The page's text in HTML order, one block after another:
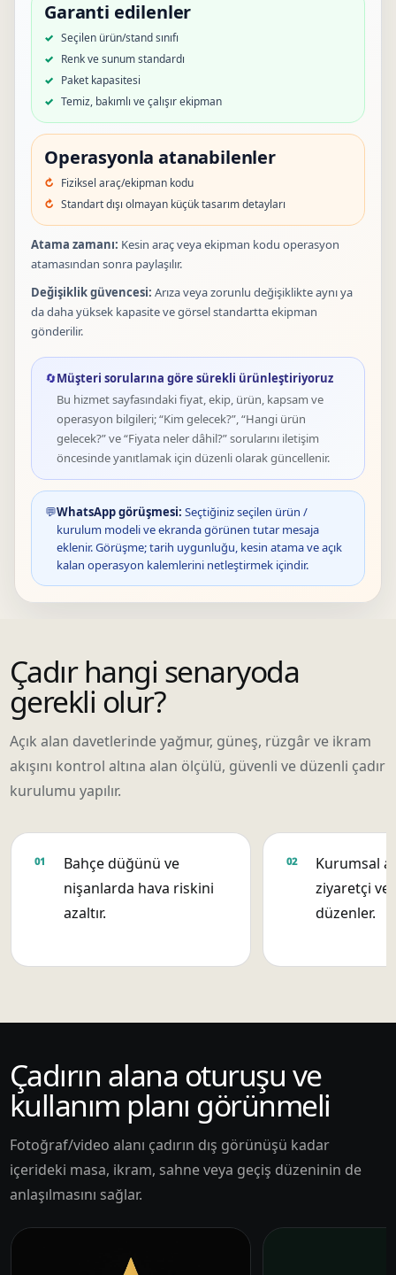
Garanti edilenler
Seçilen ürün/stand sınıfı
Renk ve sunum standardı
Paket kapasitesi
Temiz, bakımlı ve çalışır ekipman
Operasyonla atanabilenler
Fiziksel araç/ekipman kodu
Standart dışı olmayan küçük tasarım detayları
Atama zamanı: Kesin araç veya ekipman kodu operasyon
atamasından sonra paylaşılır.
Değişiklik güvencesi: Arıza veya zorunlu değişiklikte aynı ya
da daha yüksek kapasite ve görsel standartta ekipman
gönderilir.
🔄Müşteri sorularına göre sürekli ürünleştiriyoruz
Bu hizmet sayfasındaki fiyat, ekip, ürün, kapsam ve
operasyon bilgileri; “Kim gelecek?”, “Hangi ürün
gelecek?” ve “Fiyata neler dâhil?” sorularını iletişim
öncesinde yanıtlamak için düzenli olarak güncellenir.
💬WhatsApp görüşmesi: Seçtiğiniz seçilen ürün /
kurulum modeli ve ekranda görünen tutar mesaja
eklenir. Görüşme; tarih uygunluğu, kesin atama ve açık
kalan operasyon kalemlerini netleştirmek içindir.
Çadır hangi senaryoda
gerekli olur?
Açık alan davetlerinde yağmur, güneş, rüzgâr ve ikram
akışını kontrol altına alan ölçülü, güvenli ve düzenli çadır
kurulumu yapılır.
Bahçe düğünü ve
nişanlarda hava riskini
azaltır.
Kurumsal
ziyaretçi ve
düzenler.
Çadırın alana oturuşu ve
kullanım planı görünmeli
Fotoğraf/video alanı çadırın dış görünüşü kadar
içerideki masa, ikram, sahne veya geçiş düzeninin de
anlaşılmasını sağlar.